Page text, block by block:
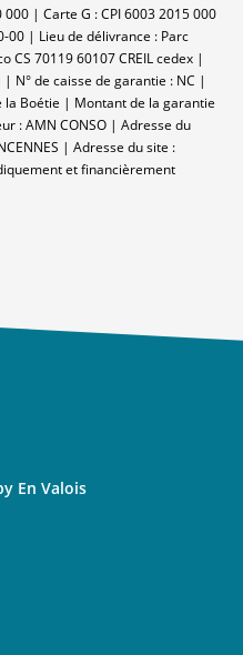
| Carte G : CPI 6003 2015 000
00 | Lieu de délivrance : Parc
CS 70119 60107 CREIL cedex |
N° de caisse de garantie : NC |
la Boétie | Montant de la garantie
: AMN CONSO | Adresse du
| Adresse du site :
et financièrement
En Valois